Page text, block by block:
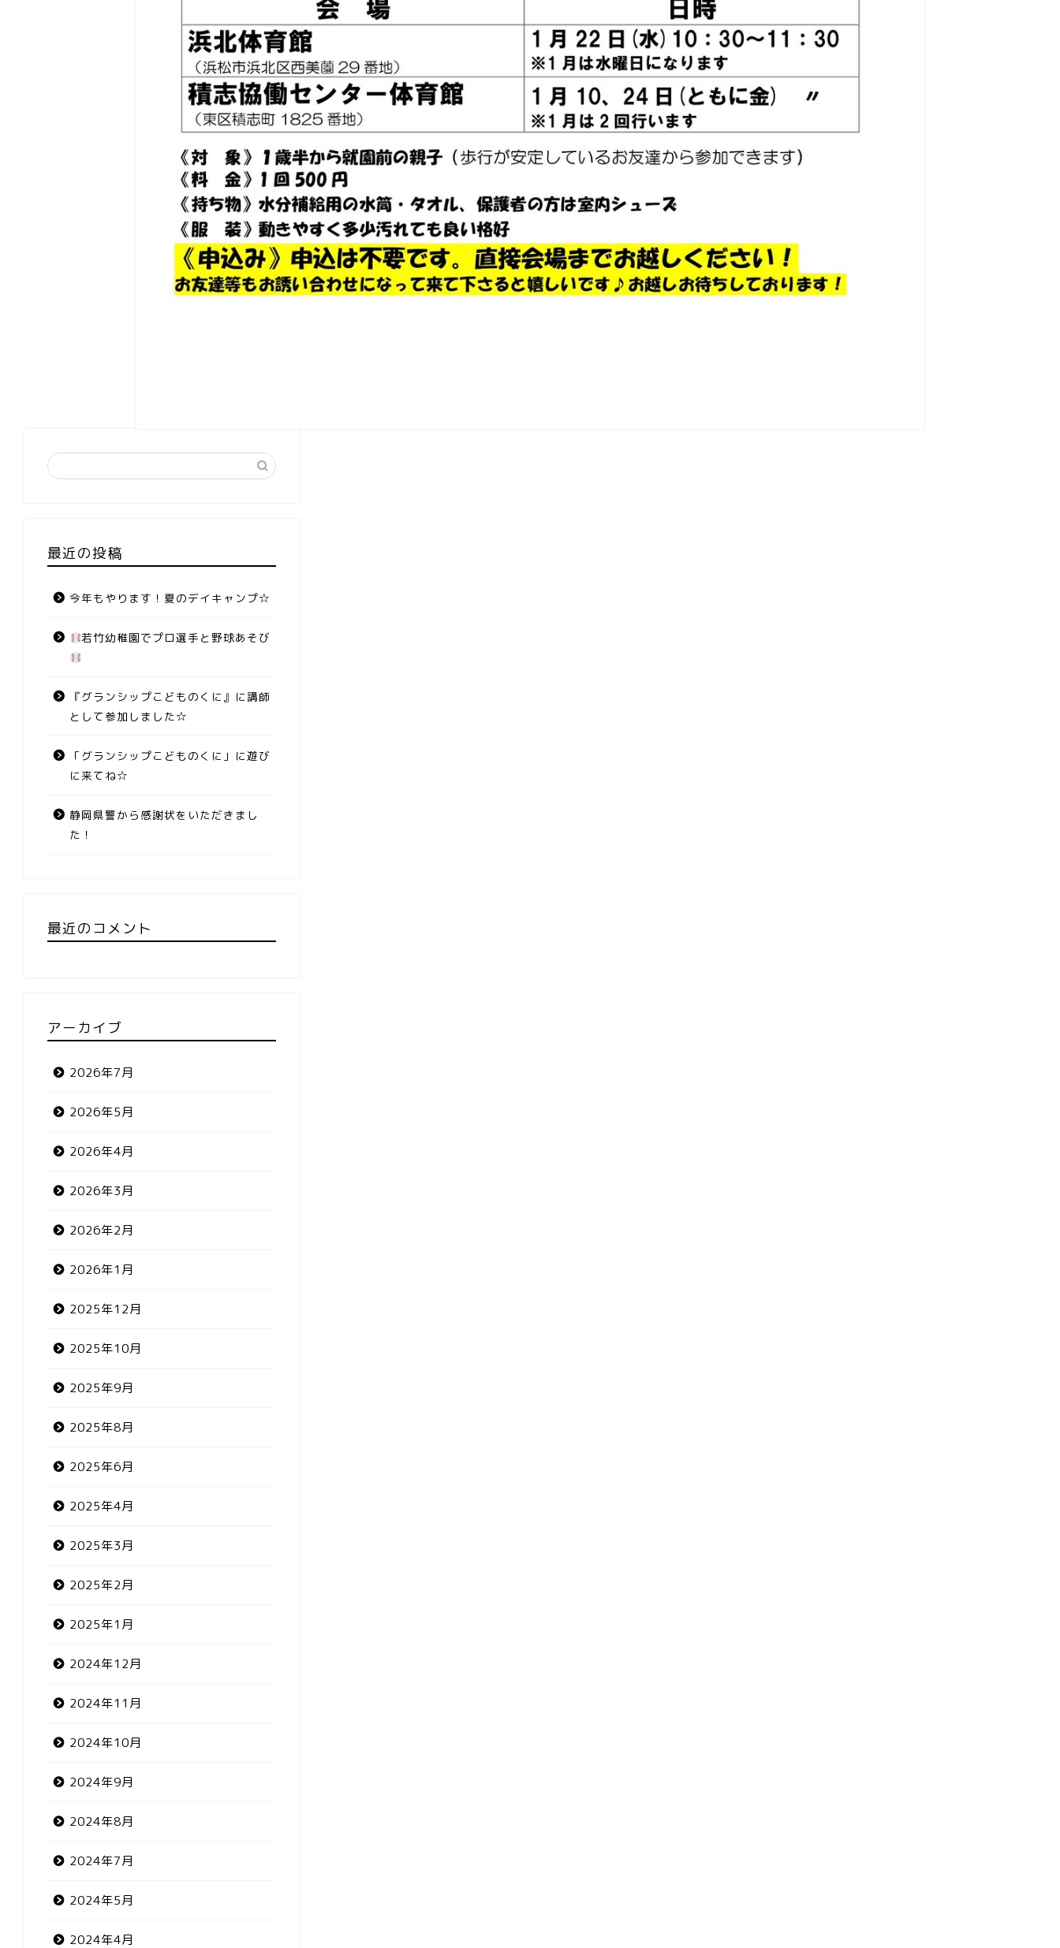
最近の投稿
今年もやります！夏のデイキャンプ☆
若竹幼稚園でプロ選手と野球あそび
『グランシップこどものくに』に講師
として参加しました☆
「グランシップこどものくに」に遊び
に来てね☆
静岡県警から感謝状をいただきまし
た！
最近のコメント
アーカイブ
2026年7月
2026年5月
2026年4月
2026年3月
2026年2月
2026年1月
2025年12月
2025年10月
2025年9月
2025年8月
2025年6月
2025年4月
2025年3月
2025年2月
2025年1月
2024年12月
2024年11月
2024年10月
2024年9月
2024年8月
2024年7月
2024年5月
2024年4月